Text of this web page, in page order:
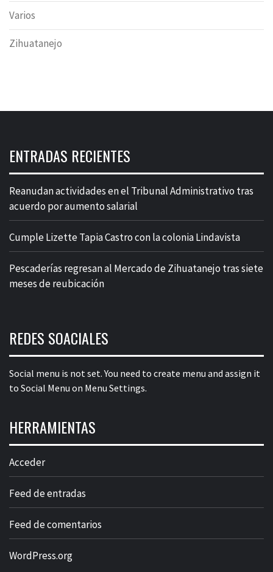
Varios
Zihuatanejo
ENTRADAS RECIENTES
Reanudan actividades en el Tribunal Administrativo tras
acuerdo por aumento salarial
Cumple Lizette Tapia Castro con la colonia Lindavista
Pescaderías regresan al Mercado de Zihuatanejo tras siete
meses de reubicación
REDES SOACIALES
Social menu is not set. You need to create menu and assign it
to Social Menu on Menu Settings.
HERRAMIENTAS
Acceder
Feed de entradas
Feed de comentarios
WordPress.org